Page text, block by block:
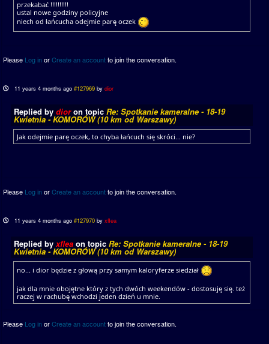
przekabać !!!!!!!!!!
ustal nowe godziny policyjne
niech od łańcucha odejmie parę oczek
Please Log inorCreate an accountto join the conversation.
11 years 4 months ago #127969 bydior
Replied by dioron topic Re: Spotkanie kameralne - 18-19
Kwietnia - KOMORÓW (10 km od Warszawy)
Jak odejmie parę oczek, to chyba łańcuch się skróci... nie?
Please Log inorCreate an accountto join the conversation.
11 years 4 months ago #127970 byxflea
Replied by xflea on topic Re: Spotkanie kameralne - 18-19
Kwietnia - KOMORÓW (10 km od Warszawy)
no... i dior będzie z głową przy samym kaloryferze siedział
jak dla mnie obojętne który z tych dwóch weekendów - dostosuję się. też
raczej w rachubę wchodzi jeden dzień u mnie.
Please Log inorCreate an accountto join the conversation.